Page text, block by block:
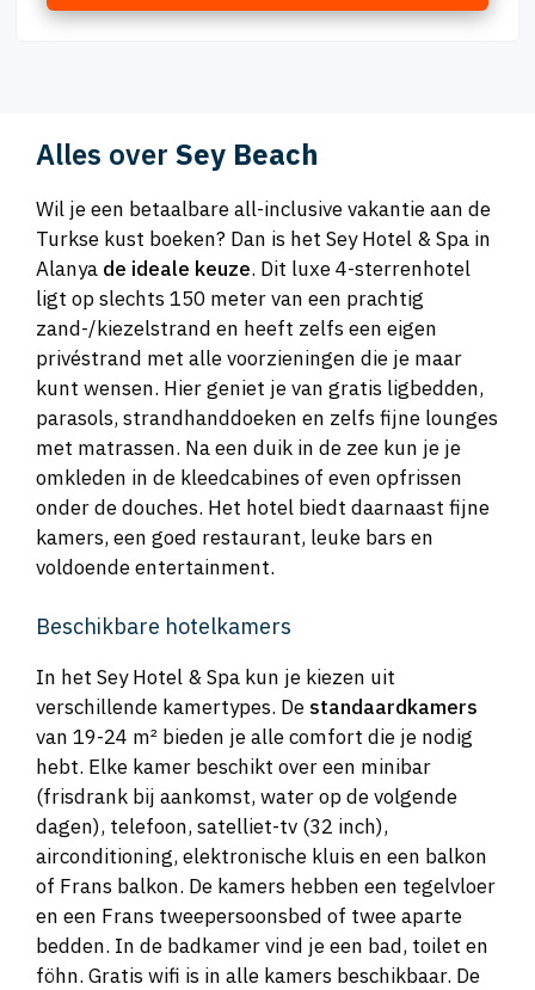
Alles over Sey Beach
Wil je een betaalbare all-inclusive vakantie aan de
Turkse kust boeken? Dan is het Sey Hotel & Spa in
Alanya de ideale keuze. Dit luxe 4-sterrenhotel
ligt op slechts 150 meter van een prachtig
zand-/kiezelstrand en heeft zelfs een eigen
privéstrand met alle voorzieningen die je maar
kunt wensen. Hier geniet je van gratis ligbedden,
parasols, strandhanddoeken en zelfs fijne lounges
met matrassen. Na een duik in de zee kun je je
omkleden in de kleedcabines of even opfrissen
onder de douches. Het hotel biedt daarnaast fijne
kamers, een goed restaurant, leuke bars en
voldoende entertainment.
Beschikbare hotelkamers
In het Sey Hotel & Spa kun je kiezen uit
verschillende kamertypes. De standaardkamers
van 19-24 m² bieden je alle comfort die je nodig
hebt. Elke kamer beschikt over een minibar
(frisdrank bij aankomst, water op de volgende
dagen), telefoon, satelliet-tv (32 inch),
airconditioning, elektronische kluis en een balkon
of Frans balkon. De kamers hebben een tegelvloer
en een Frans tweepersoonsbed of twee aparte
bedden. In de badkamer vind je een bad, toilet en
föhn. Gratis wifi is in alle kamers beschikbaar. De